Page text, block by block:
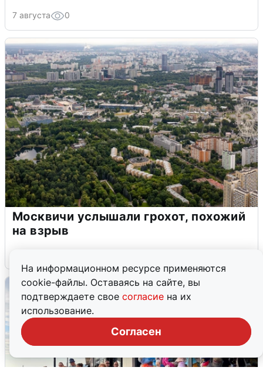
На информационном ресурсе применяются
cookie-файлы. Оставаясь на сайте, вы
подтверждаете свое согласие на их
использование.
Согласен
7 августа 0
Москвичи услышали грохот, похожий
на взрыв